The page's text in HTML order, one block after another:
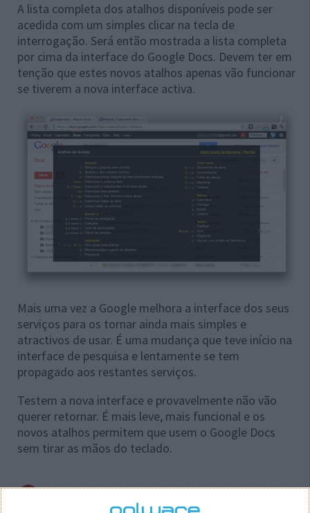
A lista completa dos atalhos disponíveis pode ser
acedida com um simples clicar na tecla de
interrogação. Será então mostrada a lista completa
por cima da interface do Google Docs. Devem ter em
tenção que estes novos atalhos apenas vão funcionar
se tiverem a nova interface activa.
Mais uma vez a Google melhora a interface dos seus
serviços para os tornar ainda mais simples e
atractivos de usar. É uma mudança que teve início na
interface de pesquisa e lentamente se tem
propagado aos restantes serviços.
Testem a nova interface e provavelmente não vão
querer retornar. É mais leve, mais funcional e os
novos atalhos permitem que usem o Google Docs
sem tirar as mãos do teclado.
Google Docs